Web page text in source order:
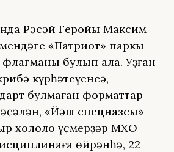
Рәсәй Геройы Максим
«Патриот» паркы
булып ҡала. Уҙған
күрһәтеүенсә,
булмаған форматтар
«Йәш спецназсы»
холоҡло үҫмерҙәр МХО
өйрәнһә, 22